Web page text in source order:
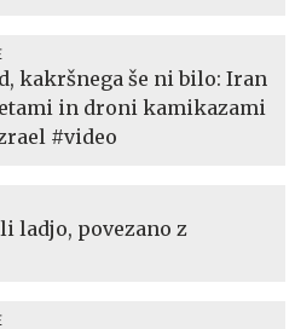
kakršnega še ni bilo: Iran
in droni kamikazami
#video
ladjo, povezano z